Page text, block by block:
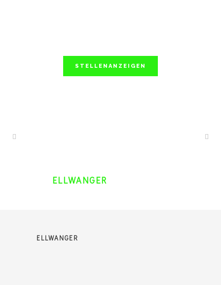
STELLENANZEIGEN
ELLWANGER
ELLWANGER